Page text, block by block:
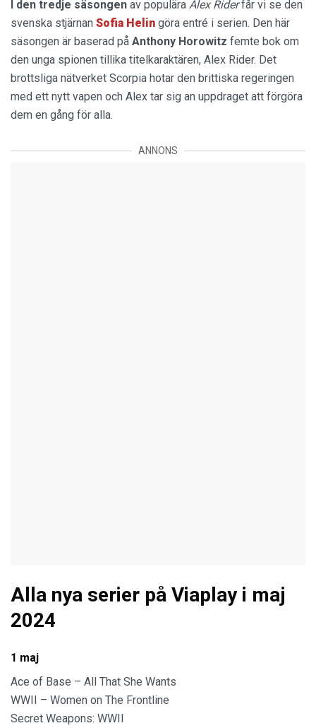
I den tredje säsongen av populära Alex Riderfår vi se den
svenska stjärnan Sofia Helin göra entré i serien. Den här
säsongen är baserad på Anthony Horowitz femte bok om
den unga spionen tillika titelkaraktären, Alex Rider. Det
brottsliga nätverket Scorpia hotar den brittiska regeringen
med ett nytt vapen och Alex tar sig an uppdraget att förgöra
dem en gång för alla.
ANNONS
Alla nya serier på Viaplay i maj
2024
1 maj
Ace of Base – All That She Wants
WWII – Women on The Frontline
Secret Weapons: WWII